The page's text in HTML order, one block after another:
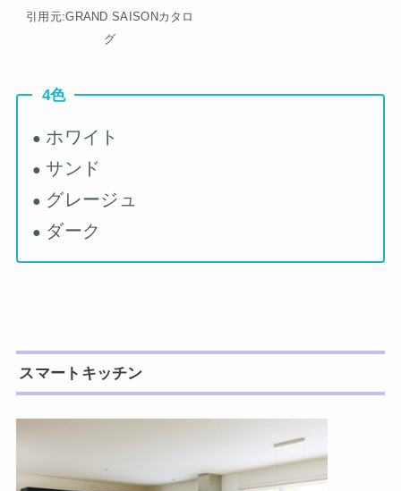
引用元:GRAND SAISONカタロ
グ
4色
● ホワイト
● サンド
● グレージュ
● ダーク
スマートキッチン